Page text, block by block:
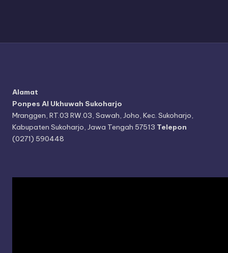
Alamat
Ponpes Al Ukhuwah Sukoharjo
Mranggen, RT.03 RW.03, Sawah, Joho, Kec. Sukoharjo,
Kabupaten Sukoharjo, Jawa Tengah 57513 Telepon
(0271) 590448